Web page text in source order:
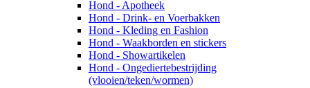
Hond - Apotheek
Hond - Drink- en Voerbakken
Hond - Kleding en Fashion
Hond - Waakborden en stickers
Hond - Showartikelen
Hond - Ongediertebestrijding
(vlooien/teken/wormen)